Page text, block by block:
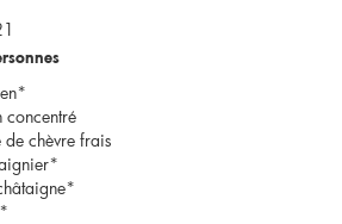
« Blanc-
manger
à
chèvre frais